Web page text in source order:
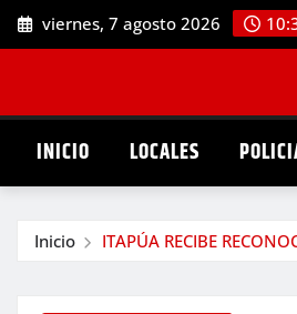
Saltar
al
viernes, 7 agosto 2026
INICIO LOCALES
Inicio ITAPÚA RECIBE